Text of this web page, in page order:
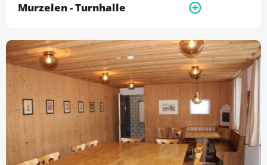
Murzelen - Turnhalle